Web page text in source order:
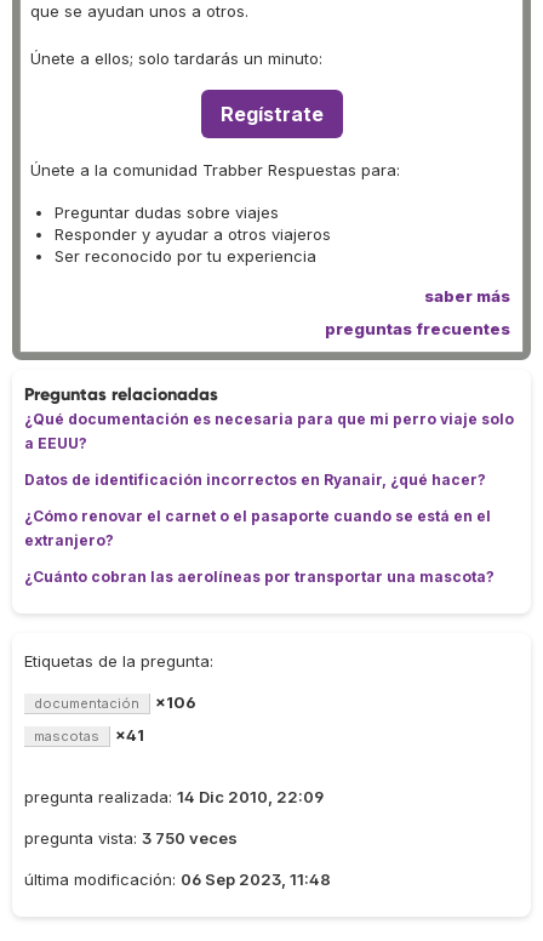
que se ayudan unos a otros.
Únete a ellos; solo tardarás un minuto:
Regístrate
Únete a la comunidad Trabber Respuestas para:
Preguntar dudas sobre viajes
Responder y ayudar a otros viajeros
Ser reconocido por tu experiencia
saber más
preguntas frecuentes
Preguntas relacionadas
¿Qué documentación es necesaria para que mi perro viaje solo
a EEUU?
Datos de identificación incorrectos en Ryanair, ¿qué hacer?
¿Cómo renovar el carnet o el pasaporte cuando se está en el
extranjero?
¿Cuánto cobran las aerolíneas por transportar una mascota?
Etiquetas de la pregunta:
documentación ×106
mascotas ×41
pregunta realizada: 14 Dic 2010, 22:09
pregunta vista: 3 750 veces
última modificación: 06 Sep 2023, 11:48